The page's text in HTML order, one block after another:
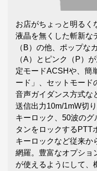
お店がちょっと明るく
液晶を無くした斬新な
（B）の他、ポップな
（A）とピンク（P）
定モードACSHや、簡
ード」、セットモード
音声ガイダンス方式な
送信出力10m/1mW切
キーロック、50波の
タンをロックするPTT
キーロックなど従来か
網羅。豊富なオプショ
が使えるようにして、